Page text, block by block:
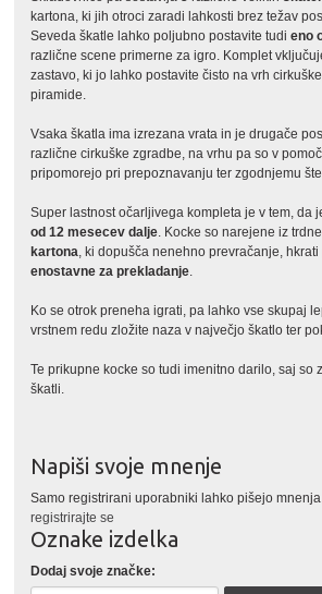
kartona, ki jih otroci zaradi lahkosti brez težav
Seveda škatle lahko poljubno postavite tudieno
različne scene primerne za igro. Komplet
zastavo, ki jo lahko postavite čisto na vrh
piramide.
Vsaka škatla ima izrezana vrata in je drugače
različne cirkuške zgradbe, na vrhu pa so v
pripomorejo pri prepoznavanju ter zgodnjemu
Super lastnost očarljivega kompleta je v tem, da
od 12 mesecev dalje. Kocke so narejene iz
kartona, ki dopušča nenehno prevračanje,
enostavne za prekladanje.
Ko se otrok preneha igrati, pa lahko vse skupaj
vrstnem redu zložite naza v največjo škatlo ter
Te prikupne kocke so tudi imenitno darilo, saj so
škatli.
Napiši svoje mnenje
Samo registrirani uporabniki lahko pišejo
registrirajte se
Oznake izdelka
Dodaj svoje značke: